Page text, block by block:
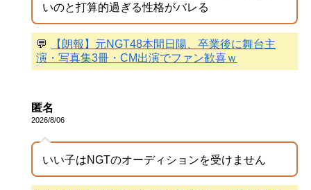
いのと打算的過ぎる性格がバレる
💬
【朗報】元NGT48本間日陽、卒業後に舞台主
演・写真集3冊・CM出演でファン歓喜ｗ
匿名
2026/8/06
いい子はNGTのオーディションを受けません